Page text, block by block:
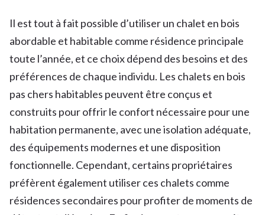
Il est tout à fait possible d’utiliser un chalet en bois
abordable et habitable comme résidence principale
toute l’année, et ce choix dépend des besoins et des
préférences de chaque individu. Les chalets en bois
pas chers habitables peuvent être conçus et
construits pour offrir le confort nécessaire pour une
habitation permanente, avec une isolation adéquate,
des équipements modernes et une disposition
fonctionnelle. Cependant, certains propriétaires
préfèrent également utiliser ces chalets comme
résidences secondaires pour profiter de moments de